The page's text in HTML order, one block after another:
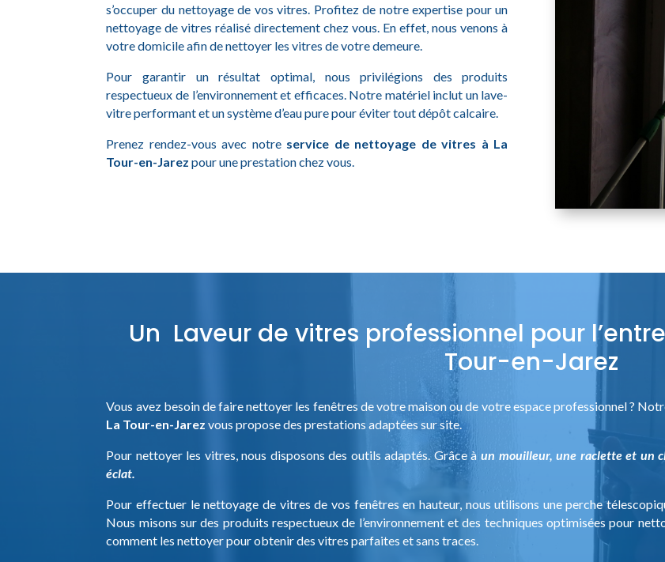
s’occuper du nettoyage de vos vitres. Profitez de notre expertise pour un
nettoyage de vitres réalisé directement chez vous. En effet, nous venons à
votre domicile afin de nettoyer les vitres de votre demeure.
Pour garantir un résultat optimal, nous privilégions des produits
respectueux de l’environnement et efficaces. Notre matériel inclut un lave-
vitre performant et un système d’eau pure pour éviter tout dépôt calcaire.
Prenez rendez-vous avec notre service de nettoyage de vitres à La
Tour-en-Jarez pour une prestation chez vous.
Un Laveur de vitres professionnel pour
Tour-en-Jarez
Vous avez besoin de faire nettoyer les fenêtres de votre maison ou de votre espace professionnel ?
La Tour-en-Jarez vous propose des prestations adaptées sur site.
Pour nettoyer les vitres, nous disposons des outils adaptés. Grâce à un mouilleur, une raclette et un
éclat.
Pour effectuer le nettoyage de vitres de vos fenêtres en hauteur, nous utilisons une perche
Nous misons sur des produits respectueux de l’environnement et des techniques optimisées pour
comment les nettoyer pour obtenir des vitres parfaites et sans traces.